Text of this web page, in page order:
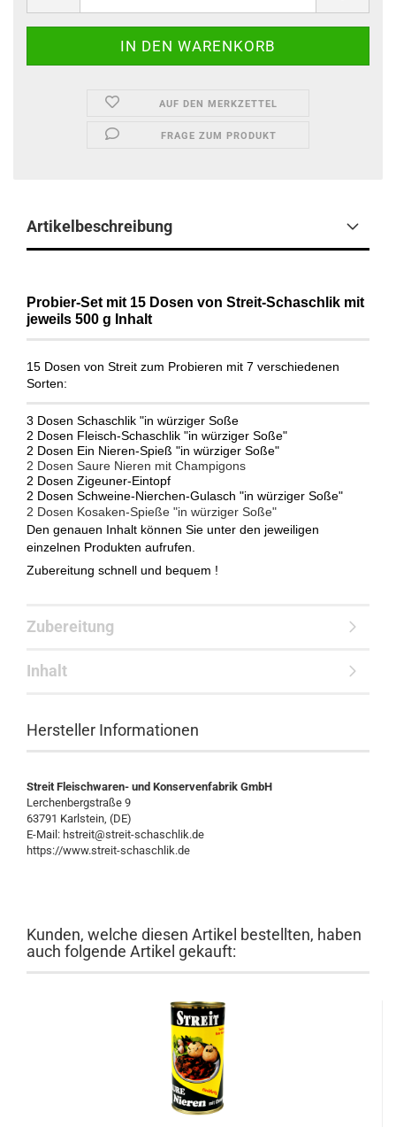
AUF DEN MERKZETTEL
FRAGE ZUM PRODUKT
Artikelbeschreibung
Probier-Set mit 15 Dosen von Streit-Schaschlik mit
jeweils 500 g Inhalt
15 Dosen von Streit zum Probieren mit 7 verschiedenen
Sorten:
3 Dosen Schaschlik "in würziger Soße
2 Dosen Fleisch-Schaschlik "in würziger Soße"
2 Dosen Ein Nieren-Spieß "in würziger Soße"
2 Dosen Saure Nieren mit Champigons
2 Dosen Zigeuner-Eintopf
2 Dosen Schweine-Nierchen-Gulasch "in würziger Soße"
2 Dosen Kosaken-Spieße "in würziger Soße"
Den genauen Inhalt können Sie unter den jeweiligen
einzelnen Produkten aufrufen.
Zubereitung schnell und bequem !
Zubereitung
Inhalt
Hersteller Informationen
Streit Fleischwaren- und Konservenfabrik GmbH
Lerchenbergstraße 9
63791 Karlstein, (DE)
E-Mail: hstreit@streit-schaschlik.de
https://www.streit-schaschlik.de
Kunden, welche diesen Artikel bestellten, haben
auch folgende Artikel gekauft: